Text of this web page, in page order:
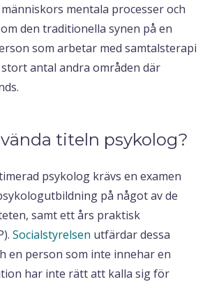
mentala processer och
den traditionella synen på en
som arbetar med samtalsterapi
antal andra områden där
titeln psykolog?
psykolog krävs en examen
på något av de
samt ett års praktisk
Socialstyrelsen utfärdar dessa
en person som inte innehar en
har inte rätt att kalla sig för